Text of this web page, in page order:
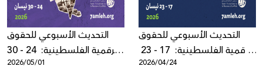
التحديث الأسبوعي للحقوق
الرقمية الفلسطينية: 24 - 30
نيسان 2026
2026/05/01
التحديث الأسبوعي للحقوق
نيسان 2026
2026/04/24